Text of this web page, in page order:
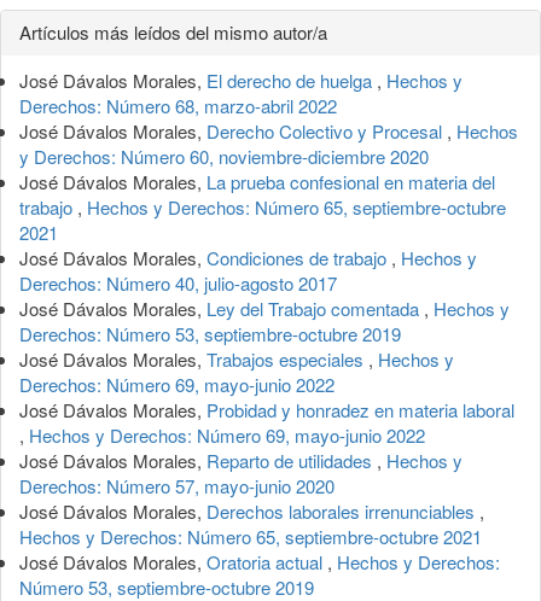
Detalles
del
artículo
Artículos más leídos del mismo autor/a
José Dávalos Morales, El derecho de huelga , Hechos y
Derechos: Número 68, marzo-abril 2022
José Dávalos Morales, Derecho Colectivo y Procesal , Hechos
y Derechos: Número 60, noviembre-diciembre 2020
José Dávalos Morales, La prueba confesional en materia del
trabajo , Hechos y Derechos: Número 65, septiembre-octubre
2021
José Dávalos Morales, Condiciones de trabajo , Hechos y
Derechos: Número 40, julio-agosto 2017
José Dávalos Morales, Ley del Trabajo comentada , Hechos y
Derechos: Número 53, septiembre-octubre 2019
José Dávalos Morales, Trabajos especiales , Hechos y
Derechos: Número 69, mayo-junio 2022
José Dávalos Morales, Probidad y honradez en materia laboral
, Hechos y Derechos: Número 69, mayo-junio 2022
José Dávalos Morales, Reparto de utilidades , Hechos y
Derechos: Número 57, mayo-junio 2020
José Dávalos Morales, Derechos laborales irrenunciables ,
Hechos y Derechos: Número 65, septiembre-octubre 2021
José Dávalos Morales, Oratoria actual , Hechos y Derechos:
Número 53, septiembre-octubre 2019